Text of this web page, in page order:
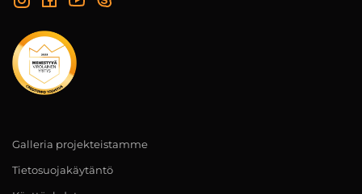
Galleria projekteistamme
Tietosuojakäytäntö